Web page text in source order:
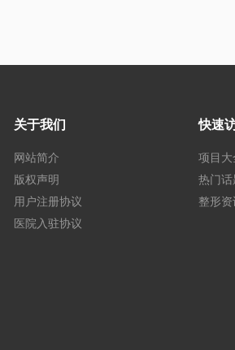
关于我们
网站简介
版权声明
用户注册协议
医院入驻协议
快速
项目大
热门话
整形资